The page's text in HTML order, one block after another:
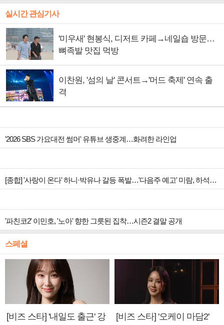
실시간 관심기사
'미우새' 현봉식, 디저트 카페→네일숍 방문…
뼈족발 맛집 먹방
이찬원, '섬의 날' 콘서트→'머드 축제' 연속 출
격
'2026 SBS 가요대전 썸머' 유튜브 생중계…화려한 라인업
[종합] '사랑이 온다' 하니·박유나 갈등 폭발…'다음주 예고' 미람, 하석진 아들 의심
'파친코2' 이민호, '노아' 향한 그릇된 집착…시즌2 결말 공개
스페셜
[비즈 스타] '내일도 출근' 강
[비즈 스타] '오케이 마담2'